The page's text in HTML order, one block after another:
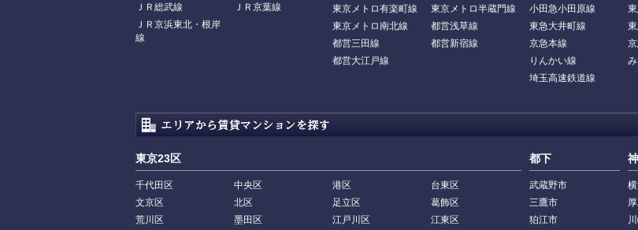
ＪＲ総武線
ＪＲ京葉線
ＪＲ京浜東北・根岸
線
東京メトロ有楽町線
東京メトロ半蔵門線
東京メトロ南北線
都営浅草線
都営三田線
都営新宿線
都営大江戸線
小田急小田原線
東急大井町線
京急本線
りんかい線
埼玉高速鉄道線
東京23区
千代田区 中央区 港区
台東区
文京区
北区 足立区
葛飾区
荒川区
墨田区 江戸川区 江東区
都下
武蔵野市
三鷹市
狛江市